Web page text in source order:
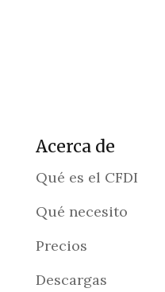
Acerca de
Qué es el CFDI
Qué necesito
Precios
Descargas